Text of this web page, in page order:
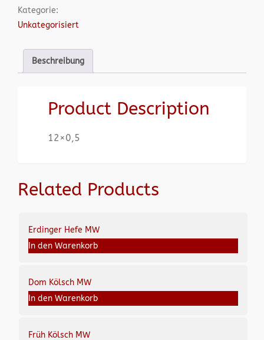
Kategorie:
Unkategorisiert
Beschreibung
Product Description
12×0,5
Related Products
Erdinger Hefe MW
In den Warenkorb
Dom Kölsch MW
In den Warenkorb
Früh Kölsch MW